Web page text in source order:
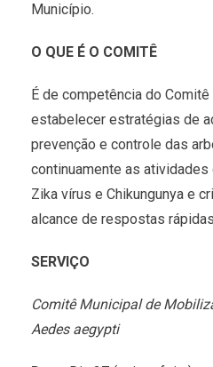
Município.
O QUE É O COMITÊ
É de competência do Comitê
estabelecer estratégias de
prevenção e controle das
continuamente as atividades
Zika vírus e Chikungunya e
alcance de respostas
SERVIÇO
Comitê Municipal de
Aedes aegypti